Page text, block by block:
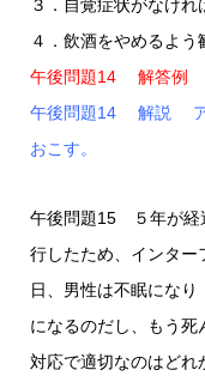
３．自覚症状がなけれ
４．飲酒をやめるよう
午後問題14 解答
午後問題14 解説 ア
おこす。
午後問題15 ５年が経
行したため、インター
日、男性は不眠にな
になるのだし、もう死
対応で適切なのはどれ